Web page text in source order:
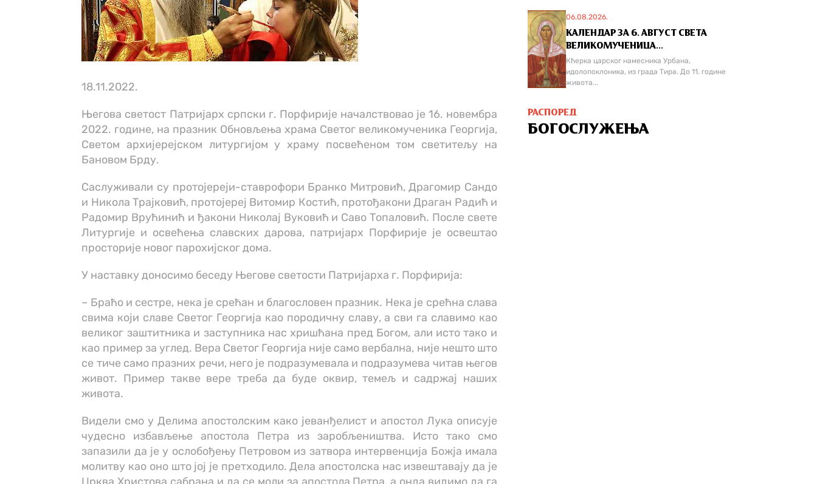
18.11.2022.
Његова светост Патријарх српски г. Порфирије началствовао је 16. новембра
2022. године, на празник Обновљења храма Светог великомученика Георгија,
Светом архијерејском литургијом у храму посвећеном том светитељу на
Бановом Брду.
Саслуживали су протојереји-ставрофори Бранко Митровић, Драгомир Сандо
и Никола Трајковић, протојереј Витомир Костић, протођакони Драган Радић и
Радомир Врућинић и ђакони Николај Вуковић и Саво Топаловић. После свете
Литургије и освећења славских дарова, патријарх Порфирије је освештао
просторије новог парохијског дома.
У наставку доносимо беседу Његове светости Патријарха г. Порфирија:
– Браћо и сестре, нека је срећан и благословен празник. Нека је срећна слава
свима који славе Светог Георгија као породичну славу, а сви га славимо као
великог заштитника и заступника нас хришћана пред Богом, али исто тако и
као пример за углед. Вера Светог Георгија није само вербална, није нешто што
се тиче само празних речи, него је подразумевала и подразумева читав његов
живот. Пример такве вере треба да буде оквир, темељ и садржај наших
живота.
Видели смо у Делима апостолским како јеванђелист и апостол Лука описује
чудесно избављење апостола Петра из заробљеништва. Исто тако смо
запазили да је у ослобођењу Петровом из затвора интервенција Божја имала
молитву као оно што јој је претходило. Дела апостолска нас извештавају да је
06.08.2026.
КАЛЕНДАР ЗА 6. АВГУСТ СВЕТА
ВЕЛИКОМУЧЕНИЦА...
Кћерка царског намесника Урбана,
идолопоклоника, из града Тира. До 11. године
живота...
РАСПОРЕД
БОГОСЛУЖЕЊА